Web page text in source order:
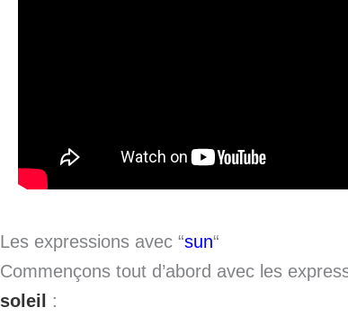
Les expressions avec “sun“
Commençons tout d’abord avec les
soleil
: